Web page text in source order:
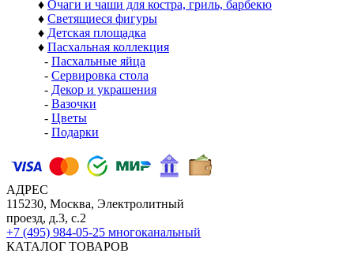
♦ Очаги и чаши для костра, гриль, барбекю
♦ Светящиеся фигуры
♦ Детская площадка
♦ Пасхальная коллекция
- Пасхальные яйца
- Сервировка стола
- Декор и украшения
- Вазочки
- Цветы
- Подарки
АДРЕС
115230, Москва, Электролитный
проезд, д.3, с.2
+7 (495) 984-05-25 многоканальный
КАТАЛОГ ТОВАРОВ